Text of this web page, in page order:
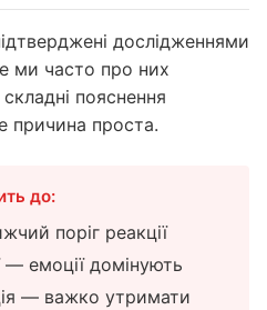
дослідженнями
ми часто про них
пояснення
причина проста.
до:
поріг реакції
— емоції домінують
— важко утримати